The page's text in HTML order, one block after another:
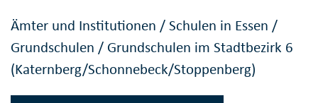
Ämter und Institutionen /Schulen in Essen /
Grundschulen / Grundschulen im Stadtbezirk 6
(Katernberg/Schonnebeck/Stoppenberg)